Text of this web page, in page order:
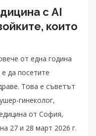
с AI
които
от една година
да посетите
Това е съветът
гинеколог,
от София,
27 и 28 март 2026 г.